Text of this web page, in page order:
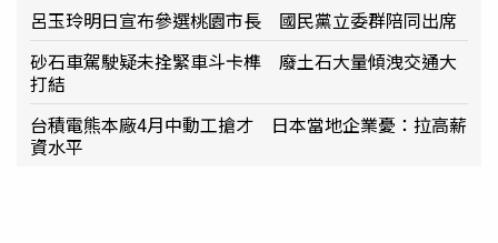
呂玉玲明日宣布參選桃園市長 國民黨立委群陪同出席
砂石車駕駛疑未拴緊車斗卡榫 廢土石大量傾洩交通大
打結
台積電熊本廠4月中動工搶才 日本當地企業憂：拉高薪
資水平